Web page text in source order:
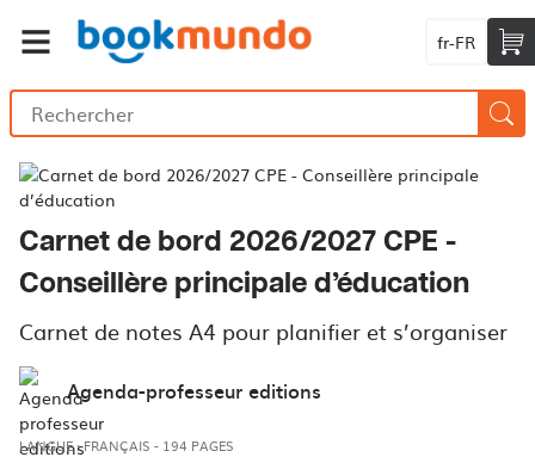
fr-FR
Carnet de bord 2026/2027 CPE -
Conseillère principale d’éducation
Carnet de notes A4 pour planifier et s’organiser
Agenda-professeur editions
LANGUE : FRANÇAIS - 194 PAGES